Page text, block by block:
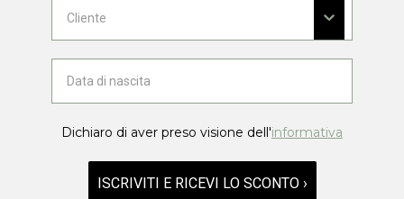
Dichiaro di aver preso visione dell'informativa
ISCRIVITI E RICEVI LO SCONTO ›